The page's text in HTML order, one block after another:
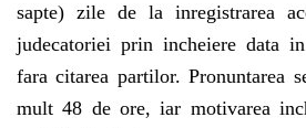
sapte) zile de la inregistrarea
judecatoriei prin incheiere data
fara citarea partilor. Pronuntarea
mult 48 de ore, iar motivarea